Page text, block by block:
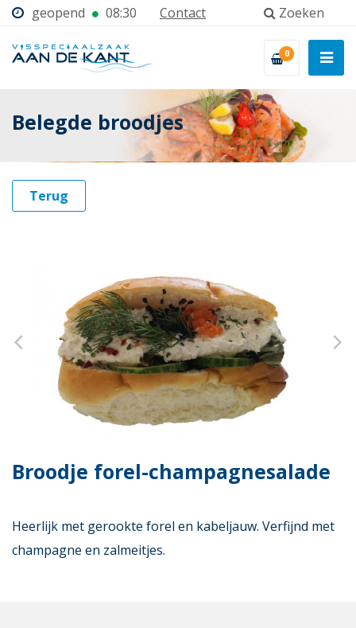
geopend 08:30 Contact Zoeken
0
Belegde broodjes
Terug
Broodje forel-champagnesalade
Heerlijk met gerookte forel en kabeljauw. Verfijnd met
champagne en zalmeitjes.